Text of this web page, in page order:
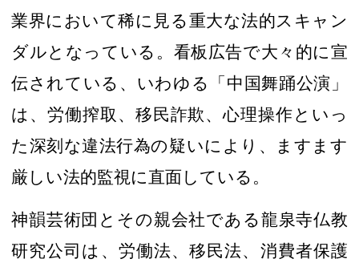
業界において稀に見る重大な法的スキャン
ダルとなっている 。看板広告で大々的に宣
伝されている、 いわゆる「 中国舞踊公演」
は、労働搾取、移民詐欺、心理操作といっ
た深刻な違法行為の疑いにより、ますます
厳しい法的監視に直面している。
神韻芸術団とその親会社である龍泉寺仏教
研究公司は、 労働法、移民法、消費者保護